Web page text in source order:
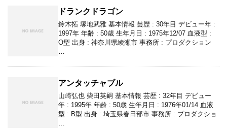
ドランクドラゴン
鈴木拓 塚地武雅 基本情報 芸歴 : 30年目 デビュー年 :
1997年 年齢 : 50歳 生年月日 : 1975年12/07 血液型 :
O型 出身 : 神奈川県綾瀬市 事務所 : プロダクション
アンタッチャブル
山崎弘也 柴田英嗣 基本情報 芸歴 : 32年目 デビュー
年 : 1995年 年齢 : 50歳 生年月日 : 1976年01/14 血液
型 : B型 出身 : 埼玉県春日部市 事務所 : プロダクショ